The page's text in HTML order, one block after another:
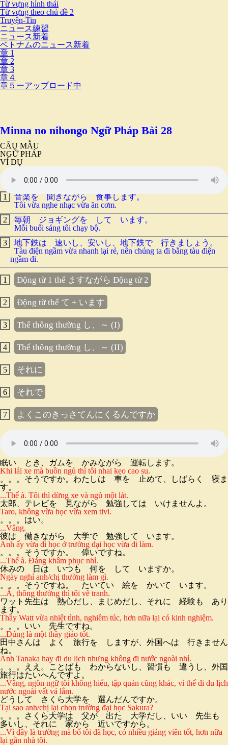
Từ vựng hình thái
Từ vựng theo chủ đề 2
Truyện-Tin
ニュース練習
ニュース新着
ベトナムのニュース新着
章 1
章 2
章 3
章４
章５ーアップロード中
Minna no nihongo Ngữ Pháp Bài 28
CÂU MẪU
NGỮ PHÁP
VÍ DỤ
1
音楽を 聞きながら 食事します。
Tôi vừa nghe nhạc vừa ăn cơm.
2
毎朝 ジョギングを して います。
Mỗi buổi sáng tôi chạy bộ.
3
地下鉄は 速いし、安いし、地下鉄で 行きましょう。
Tàu điện ngầm vừa nhanh lại rẻ, nên chúng ta đi bằng tàu điện
ngầm đi.
1 Động từ 1 thể ますながら Động từ 2
2 Động từ thể て + います
3 Thể thông thường し、～ (I)
4 Thể thông thường し、～ (II)
5 それに
6 それで
7 よくこのきっさてんにくるんですか
眠い とき、ガムを かみながら 運転します。
Khi lái xe mà buồn ngủ thì tôi nhai kẹo cao su.
。。。そうですか。わたしは 車を 止めて、しばらく 寝ま
す。
...Thế à. Tôi thì dừng xe và ngủ một lát.
太郎、テレビを 見ながら 勉強しては いけませんよ。
Taro, không vừa học vừa xem tivi.
。。。はい。
...Vâng.
彼は 働きながら 大学で 勉強して います。
Anh ấy vừa đi học ở trường đại học vừa đi làm.
。。。そうですか。 偉いですね。
...Thế à. Đáng khâm phục nhỉ.
休みの 日は いつも 何を して いますか。
Ngày nghỉ anh/chị thường làm gì.
。。。そうですね。 たいてい 絵を かいて います。
...À, thông thường thì tôi vẽ tranh.
ワット先生は 熱心だし、まじめだし、それに 経験も あり
ます。
Thầy Watt vừa nhiệt tình, nghiêm túc, hơn nữa lại có kinh nghiệm.
。。。いい 先生ですね。
...Đúng là một thầy giáo tốt.
田中さんは よく 旅行を しますが、外国へは 行きません
ね。
Anh Tanaka hay đi du lịch nhưng không đi nước ngoài nhỉ.
。。。ええ。ことばも わからないし、習慣も 違うし、外国
旅行はたいへんですよ。
...Vâng, ngôn ngữ tôi không hiểu, tập quán cũng khác, vì thế đi du lịch
nước ngoài vất vả lắm.
どうして さくら大学を 選んだんですか。
Tại sao anh/chị lại chọn trường đại học Sakura?
。。。さくら大学は 父が 出た 大学だし、いい 先生も
多いし、それに 家から 近いですから。
...Vì đây là trường mà bố tôi đã học, có nhiều giảng viên tốt, hơn nữa
lại gần nhà tôi.